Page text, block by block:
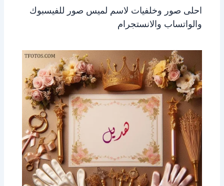
احلى صور وخلفيات لاسم لميس صور للفيسبوك
والواتساب والانستجرام